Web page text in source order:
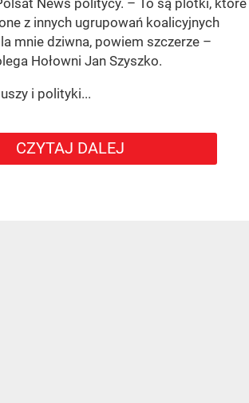
z innych ugrupowań koalicyjnych
mnie dziwna, powiem szczerze –
Hołowni Jan Szyszko.
i polityki...
CZYTAJ DALEJ